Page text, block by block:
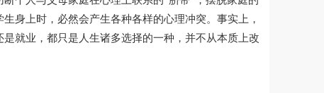
身上时，必然会产生各种各样的心理冲突。事实上，
就业，都只是人生诸多选择的一种，并不从本质上改